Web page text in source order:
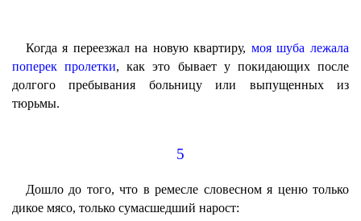
Когда я переезжал на новую квартиру, моя шуба лежала
поперек пролетки, как это бывает у покидающих после
долгого пребывания больницу или выпущенных из
тюрьмы.
5
Дошло до того, что в ремесле словесном я ценю только
дикое мясо, только сумасшедший нарост: